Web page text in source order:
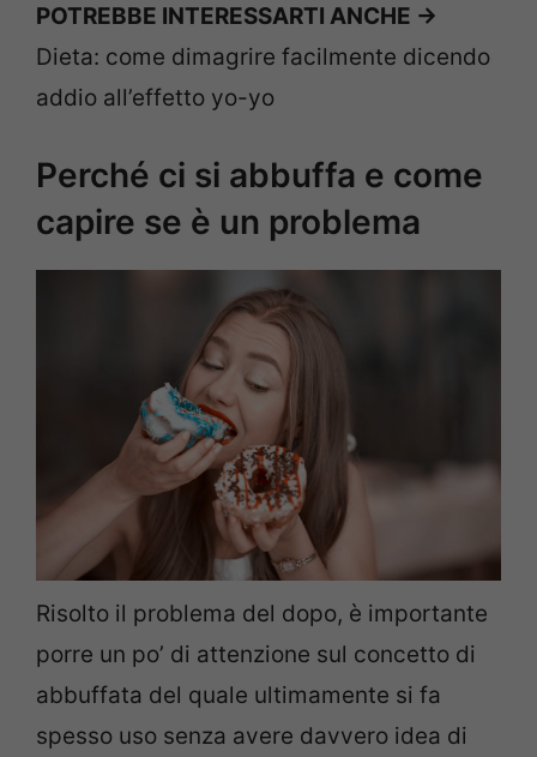
POTREBBE INTERESSARTI ANCHE ->
Dieta: come dimagrire facilmente dicendo
addio all’effetto yo-yo
Perché ci si abbuffa e come
capire se è un problema
Risolto il problema del dopo, è importante
porre un po’ di attenzione sul concetto di
abbuffata del quale ultimamente si fa
spesso uso senza avere davvero idea di